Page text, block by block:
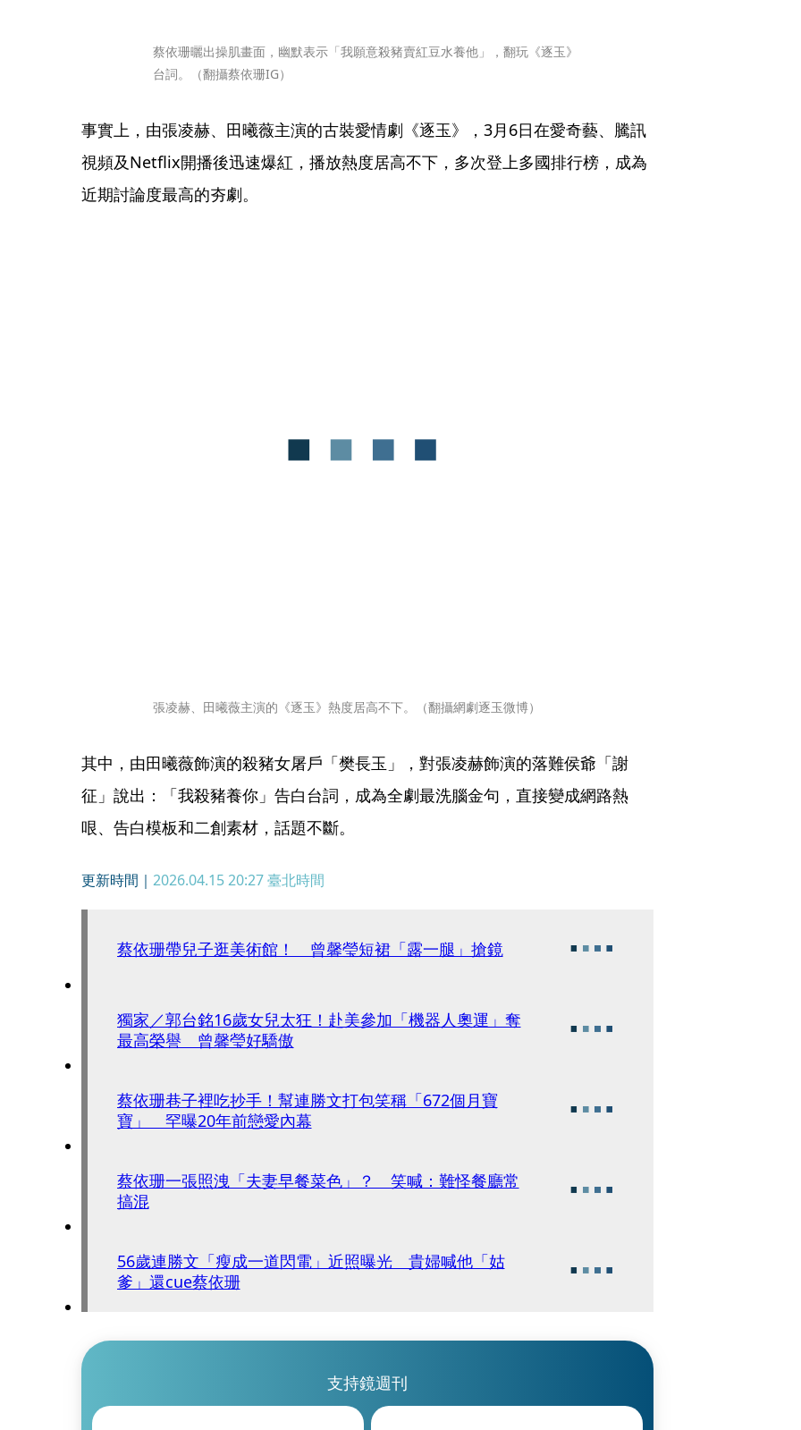
蔡依珊曬出操肌畫面，幽默表示「我願意殺豬賣紅豆水養他」，翻玩《逐玉》
台詞。（翻攝蔡依珊IG）
事實上，由張凌赫、田曦薇主演的古裝愛情劇《逐玉》，3月6日在愛奇藝、騰訊
視頻及Netflix開播後迅速爆紅，播放熱度居高不下，多次登上多國排行榜，成為
近期討論度最高的夯劇。
張凌赫、田曦薇主演的《逐玉》熱度居高不下。（翻攝網劇逐玉微博）
其中，由田曦薇飾演的殺豬女屠戶「樊長玉」，對張凌赫飾演的落難侯爺「謝
征」說出：「我殺豬養你」告白台詞，成為全劇最洗腦金句，直接變成網路熱
哏、告白模板和二創素材，話題不斷。
更新時間｜ 2026.04.15 20:27臺北時間
蔡依珊帶兒子逛美術館！ 曾馨瑩短裙「露一腿」搶鏡
獨家／郭台銘16歲女兒太狂！赴美參加「機器人奧運」奪
最高榮譽 曾馨瑩好驕傲
蔡依珊巷子裡吃抄手！幫連勝文打包笑稱「672個月寶
寶」 罕曝20年前戀愛內幕
蔡依珊一張照洩「夫妻早餐菜色」？ 笑喊：難怪餐廳常
搞混
56歲連勝文「瘦成一道閃電」近照曝光 貴婦喊他「姑
爹」還cue蔡依珊
支持鏡週刊